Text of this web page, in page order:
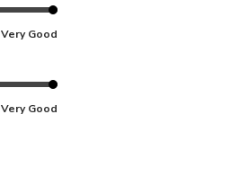
Very Good
Very Good